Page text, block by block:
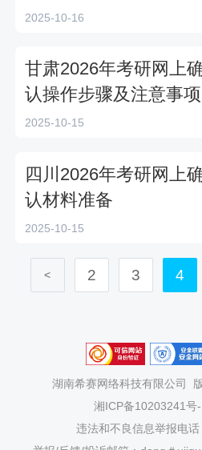
材料
2025-10-16
甘肃2026年考研网上
认操作步骤及注意事项
2025-10-15
四川2026年考研网上
认材料准备
2025-10-15
< 2 3 4
湖南希赛网络科技有限公司
湘ICP备10203241号-
违法和不良信息举报电